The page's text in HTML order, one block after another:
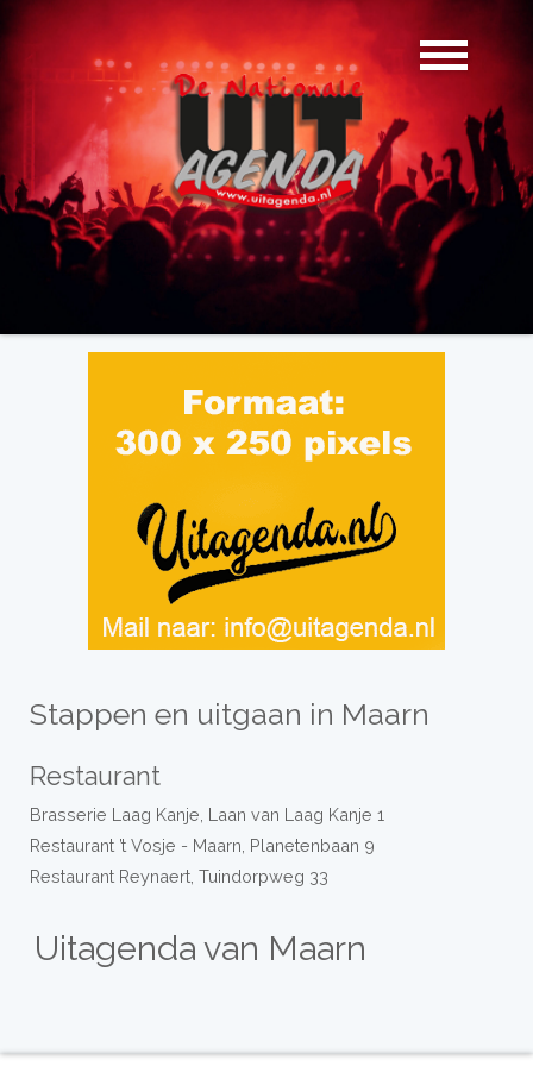
Stappen en uitgaan in Maarn
Restaurant
Brasserie Laag Kanje, Laan van Laag Kanje 1
Restaurant ’t Vosje - Maarn, Planetenbaan 9
Restaurant Reynaert, Tuindorpweg 33
Uitagenda van Maarn